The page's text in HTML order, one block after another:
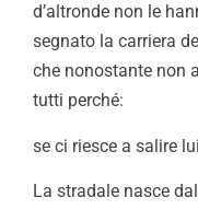
d’altronde non le
segnato la carriera
che nonostante non
tutti perché:
se ci riesce a salire
La stradale nasce